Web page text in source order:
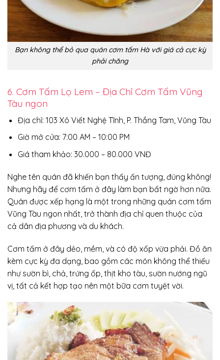
Bạn không thể bỏ qua quán cơm tấm Hà với giá cả cực kỳ
phải chăng
6. Cơm Tấm Lọ Lem – Địa Chỉ Cơm Tấm Vũng
Tàu ngon
Địa chỉ: 103 Xô Viết Nghệ Tĩnh, P. Thắng Tam, Vũng Tàu
Giờ mở cửa: 7:00 AM – 10:00 PM
Giá tham khảo: 30.000 – 80.000 VNĐ
Nghe tên quán đã khiến bạn thấy ấn tượng, đúng không!
Nhưng hãy để cơm tấm ở đây làm bạn bất ngờ hơn nữa.
Quán được xếp hạng là một trong những quán cơm tấm
Vũng Tàu ngon nhất, trở thành địa chỉ quen thuộc của
cả dân địa phương và du khách.
Cơm tấm ở đây dẻo, mềm, và có độ xốp vừa phải. Đồ ăn
kèm cực kỳ đa dạng, bao gồm các món không thể thiếu
như sườn bì, chả, trứng ốp, thịt kho tàu, sườn nướng ngũ
vị, tất cả kết hợp tạo nên một bữa cơm tuyệt vời.